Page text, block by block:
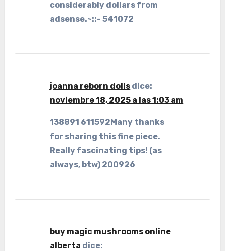
considerably dollars from
adsense.~::- 541072
joanna reborn dolls dice:
noviembre 18, 2025 a las 1:03 am
138891 611592Many thanks
for sharing this fine piece.
Really fascinating tips! (as
always, btw) 200926
buy magic mushrooms online
alberta dice: